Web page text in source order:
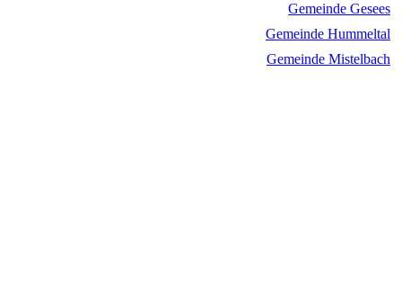
Gemeinde Gesees
Gemeinde Hummeltal
Gemeinde Mistelbach